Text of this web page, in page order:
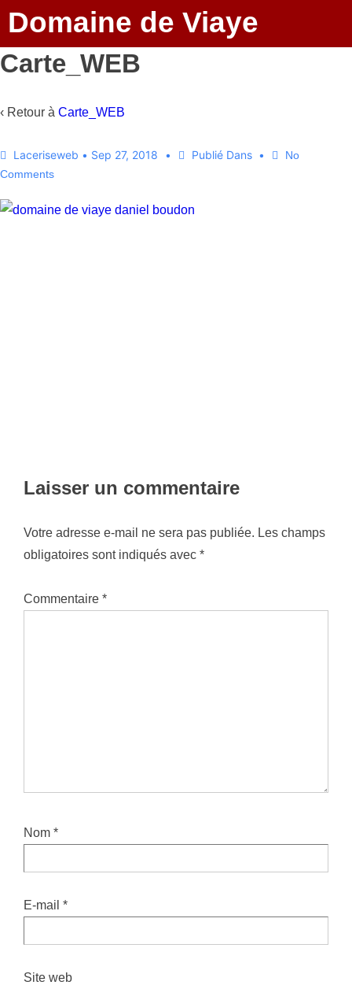
Domaine de Viaye
Carte_WEB
‹ Retour à Carte_WEB
Laceriseweb • Sep 27, 2018 Publié Dans
No
Comments
Laisser un commentaire
Votre adresse e-mail ne sera pas publiée. Les champs
obligatoires sont indiqués avec *
Commentaire *
Nom *
E-mail *
Site web